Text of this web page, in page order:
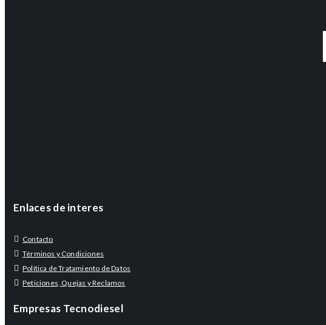
Enlaces de interes
Contacto
Términos y Condiciones
Política de Tratamiento de Datos
Peticiones, Quejas y Reclamos
Empresas Tecnodiesel